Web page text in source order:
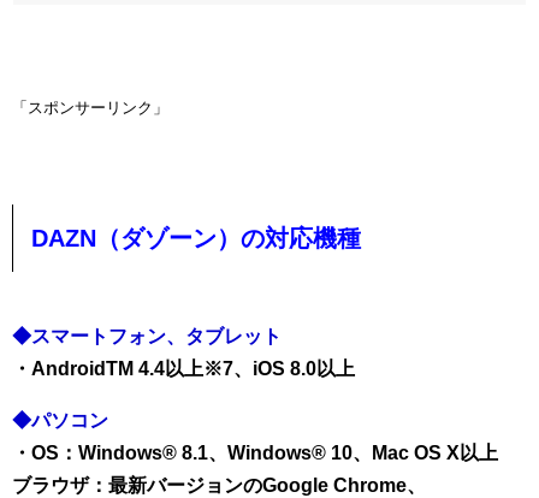
「スポンサーリンク」
DAZN（ダゾーン）の対応機種
◆スマートフォン、タブレット
・AndroidTM 4.4以上※7、iOS 8.0以上
◆パソコン
・OS：Windows® 8.1、Windows® 10、Mac OS X以上
ブラウザ：最新バージョンのGoogle Chrome、